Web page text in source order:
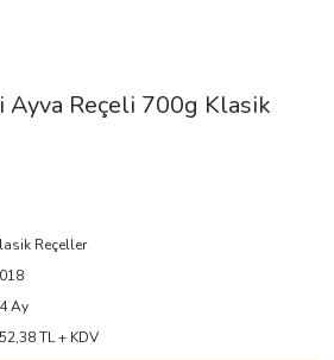
Ayva Reçeli 700g Klasik
Reçeller
Ay
TL + KDV